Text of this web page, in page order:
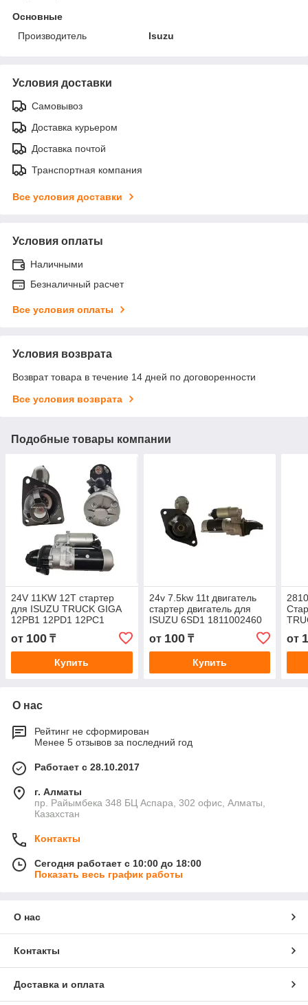
Основные
Производитель
Isuzu
Условия доставки
Самовывоз
Доставка курьером
Доставка почтой
Транспортная компания
Все условия доставки
Условия оплаты
Наличными
Безналичный расчет
Все условия оплаты
Условия возврата
Возврат товара в течение 14 дней по договоренности
Все условия возврата
Подобные товары компании
24V 11KW 12T стартер
для ISUZU TRUCK GIGA
12PB1 12PD1 12PC1
двигатели 0-23000-7071
0230007071
от 100 ₸
Купить
24v 7.5kw 11t двигатель
стартер двигатель для
ISUZU 6SD1 1811002460
1811002880 1811002940
1811002941
от 100₸
Купить
от
О нас
Рейтинг не сформирован
Менее 5 отзывов за последний год
Работает с 28.10.2017
г. Алматы
пр. Райымбека 348 БЦ Аспара, 302 офис, Алматы,
Казахстан
Контакты
Сегодня работает с 10:00 до 18:00
Показать весь график работы
О нас
Контакты
Доставка и оплата